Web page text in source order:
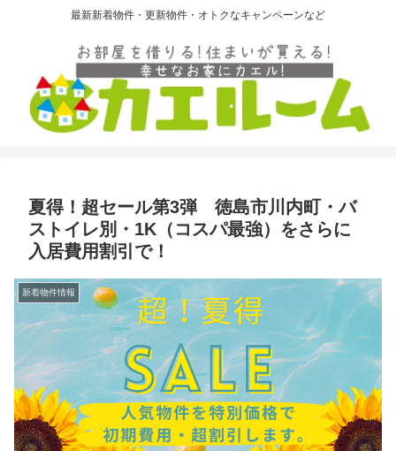
最新新着物件・更新物件・オトクなキャンペーンなど
夏得！超セール第3弾 徳島市川内町・バ
ストイレ別・1K（コスパ最強）をさらに
入居費用割引で！
新着物件情報